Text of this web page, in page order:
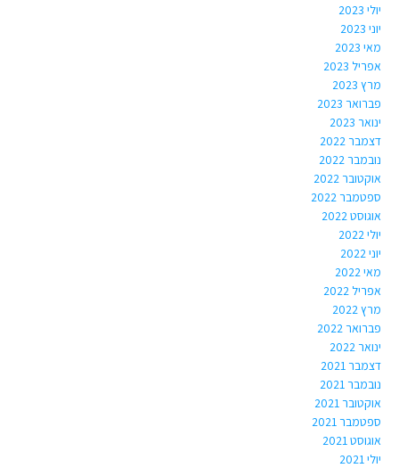
יולי 2023
יוני 2023
מאי 2023
אפריל 2023
מרץ 2023
פברואר 2023
ינואר 2023
דצמבר 2022
נובמבר 2022
אוקטובר 2022
ספטמבר 2022
אוגוסט 2022
יולי 2022
יוני 2022
מאי 2022
אפריל 2022
מרץ 2022
פברואר 2022
ינואר 2022
דצמבר 2021
נובמבר 2021
אוקטובר 2021
ספטמבר 2021
אוגוסט 2021
יולי 2021